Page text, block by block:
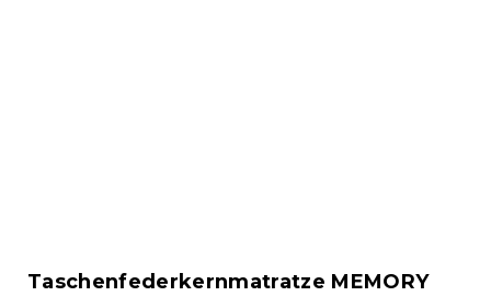
Taschenfederkernmatratze MEMORY